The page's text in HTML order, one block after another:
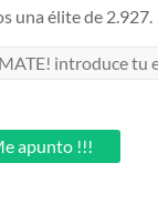
una élite de 2.927.
apunto !!!